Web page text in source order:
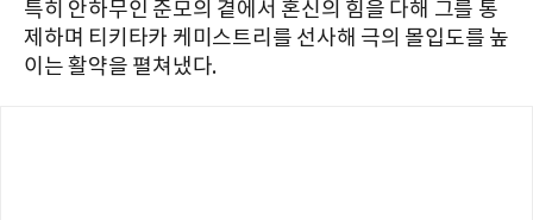
특히 안하무인 준모의 곁에서 혼신의 힘을 다해 그를 통
제하며 티키타카 케미스트리를 선사해 극의 몰입도를 높
이는 활약을 펼쳐냈다.